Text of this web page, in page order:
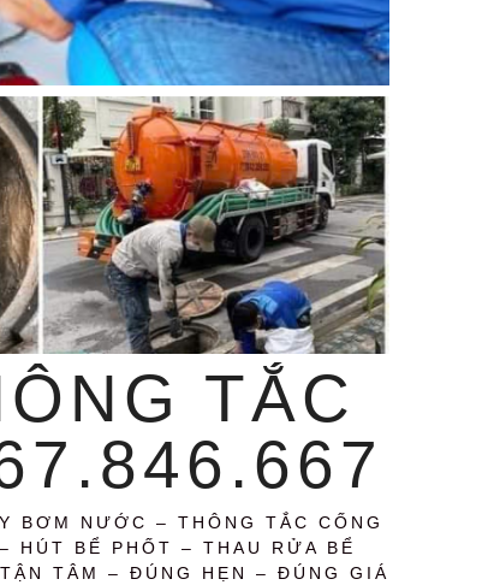
TẮC
BƠM NƯỚC – THÔNG TẮC CỐNG
HÚT BỂ PHỐT – THAU RỬA BỂ
TÂM – ĐÚNG HẸN – ĐÚNG GIÁ